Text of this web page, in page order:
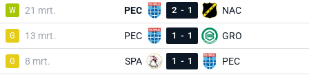
W 21 mrt. PEC 2 - 1 NAC
G 13 mrt. PEC 1 - 1 GRO
G 8 mrt. SPA 1 - 1 PEC